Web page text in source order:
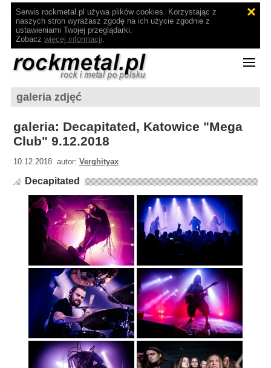
Serwis rockmetal.pl używa plików cookies. Korzystając z
naszych stron wyrażasz zgodę na ich użycie zgodnie z
ustawieniami Twojej przeglądarki.
Zobacz więcej informacji.
galeria zdjęć
galeria: Decapitated, Katowice "Mega
Club" 9.12.2018
10.12.2018 autor:Verghityax
Decapitated